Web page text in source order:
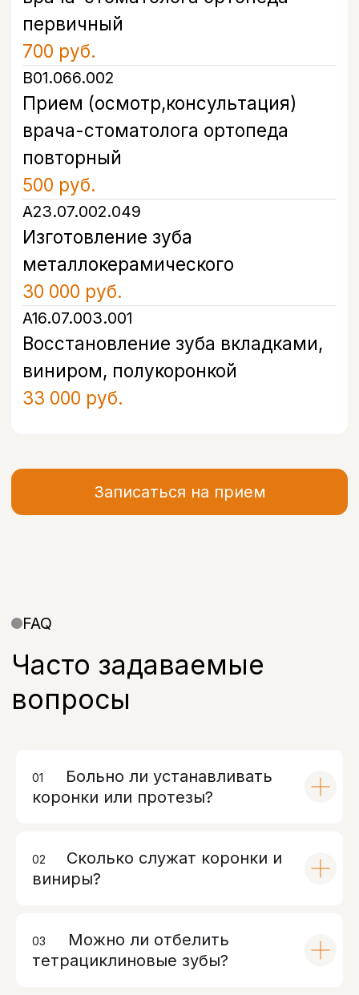
01
Больно ли устанавливать
коронки или протезы?
02
Сколько служат коронки и
виниры?
03
Можно ли отбелить
тетрациклиновые зубы?
+7
персональных данных в соответствии с
Политикой конфиденциальности
Записаться
Отзывы
Услуги
Врачи
Политика обработки персональных
Меню
Санкт-Петербург, проспект
Энгельса, д. 21
info@bohoclinic.ru
+7 812 678-99-76